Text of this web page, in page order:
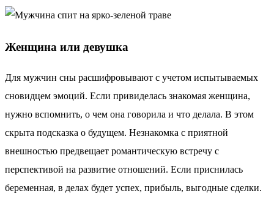
Женщина или девушка
Для мужчин сны расшифровывают с учетом испытываемых
сновидцем эмоций. Если привиделась знакомая женщина,
нужно вспомнить, о чем она говорила и что делала. В этом
скрыта подсказка о будущем. Незнакомка с приятной
внешностью предвещает романтическую встречу с
перспективой на развитие отношений. Если приснилась
беременная, в делах будет успех, прибыль, выгодные сделки.